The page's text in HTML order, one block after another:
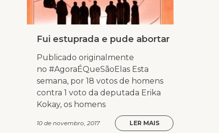
Fui estuprada e pude abortar
Publicado originalmente
no #AgoraÉQueSãoElas Esta
semana, por 18 votos de homens
contra 1 voto da deputada Erika
Kokay, os homens
10 de novembro, 2017 LER MAIS